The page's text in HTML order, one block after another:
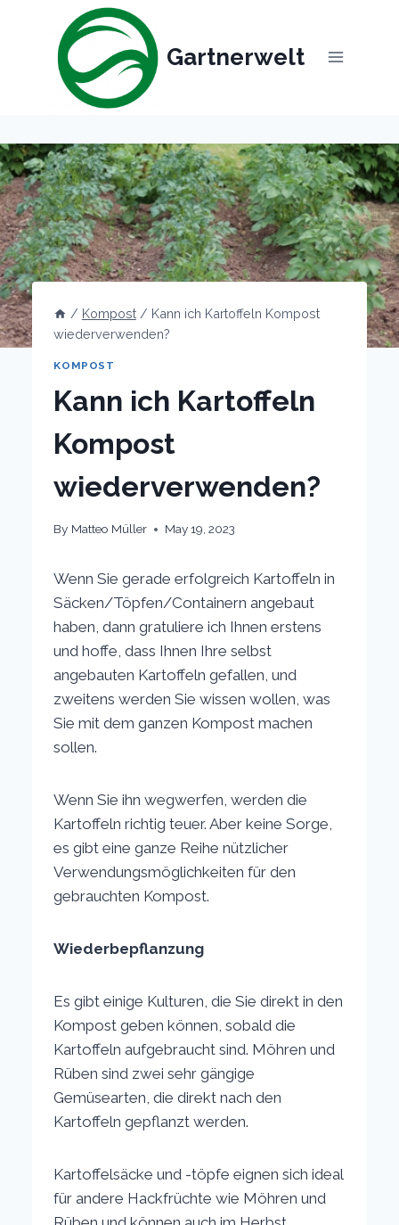
Gartnerwelt
/ Kompost / Kann ich Kartoffeln Kompost
wiederverwenden?
KOMPOST
Kann ich Kartoffeln
Kompost
wiederverwenden?
By Matteo Müller May 19, 2023
Wenn Sie gerade erfolgreich Kartoffeln in
Säcken/Töpfen/Containern angebaut
haben, dann gratuliere ich Ihnen erstens
und hoffe, dass Ihnen Ihre selbst
angebauten Kartoffeln gefallen, und
zweitens werden Sie wissen wollen, was
Sie mit dem ganzen Kompost machen
sollen.
Wenn Sie ihn wegwerfen, werden die
Kartoffeln richtig teuer. Aber keine Sorge,
es gibt eine ganze Reihe nützlicher
Verwendungsmöglichkeiten für den
gebrauchten Kompost.
Wiederbepflanzung
Es gibt einige Kulturen, die Sie direkt in den
Kompost geben können, sobald die
Kartoffeln aufgebraucht sind. Möhren und
Rüben sind zwei sehr gängige
Gemüsearten, die direkt nach den
Kartoffeln gepflanzt werden.
Kartoffelsäcke und -töpfe eignen sich ideal
für andere Hackfrüchte wie Möhren und